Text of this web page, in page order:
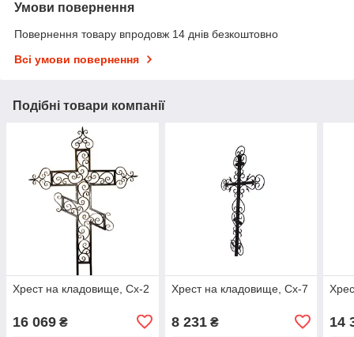
Умови повернення
Повернення товару впродовж 14 днів безкоштовно
Всі умови повернення
Подібні товари компанії
Хрест на кладовище, Сх-2
16 069 ₴
Хрест на кладовище, Сх-7
8 231₴ 14